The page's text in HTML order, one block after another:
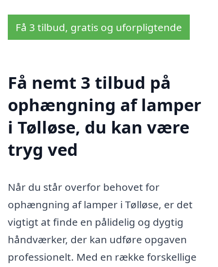
Få 3 tilbud, gratis og uforpligtende
Få nemt 3 tilbud på
ophængning af lamper
i Tølløse, du kan være
tryg ved
Når du står overfor behovet for
ophængning af lamper i Tølløse, er det
vigtigt at finde en pålidelig og dygtig
håndværker, der kan udføre opgaven
professionelt. Med en række forskellige